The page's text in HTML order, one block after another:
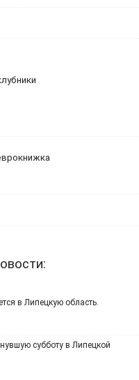
в Липецкую область.
субботу в Липецкой